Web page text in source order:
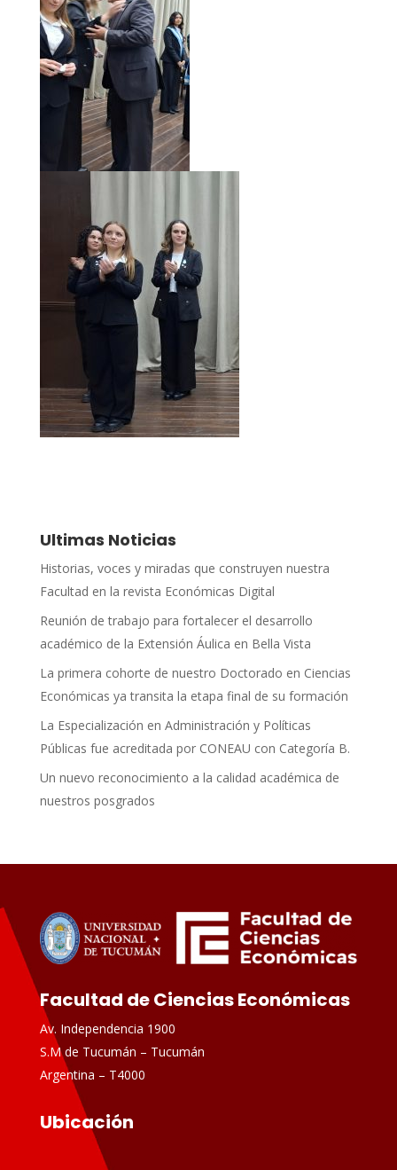
Ultimas Noticias
Historias, voces y miradas que construyen nuestra
Facultad en la revista Económicas Digital
Reunión de trabajo para fortalecer el desarrollo
académico de la Extensión Áulica en Bella Vista
La primera cohorte de nuestro Doctorado en Ciencias
Económicas ya transita la etapa final de su formación
La Especialización en Administración y Políticas
Públicas fue acreditada por CONEAU con Categoría B.
Un nuevo reconocimiento a la calidad académica de
nuestros posgrados
Facultad de Ciencias Económicas
Av. Independencia 1900
S.M de Tucumán – Tucumán
Argentina – T4000
Ubicación